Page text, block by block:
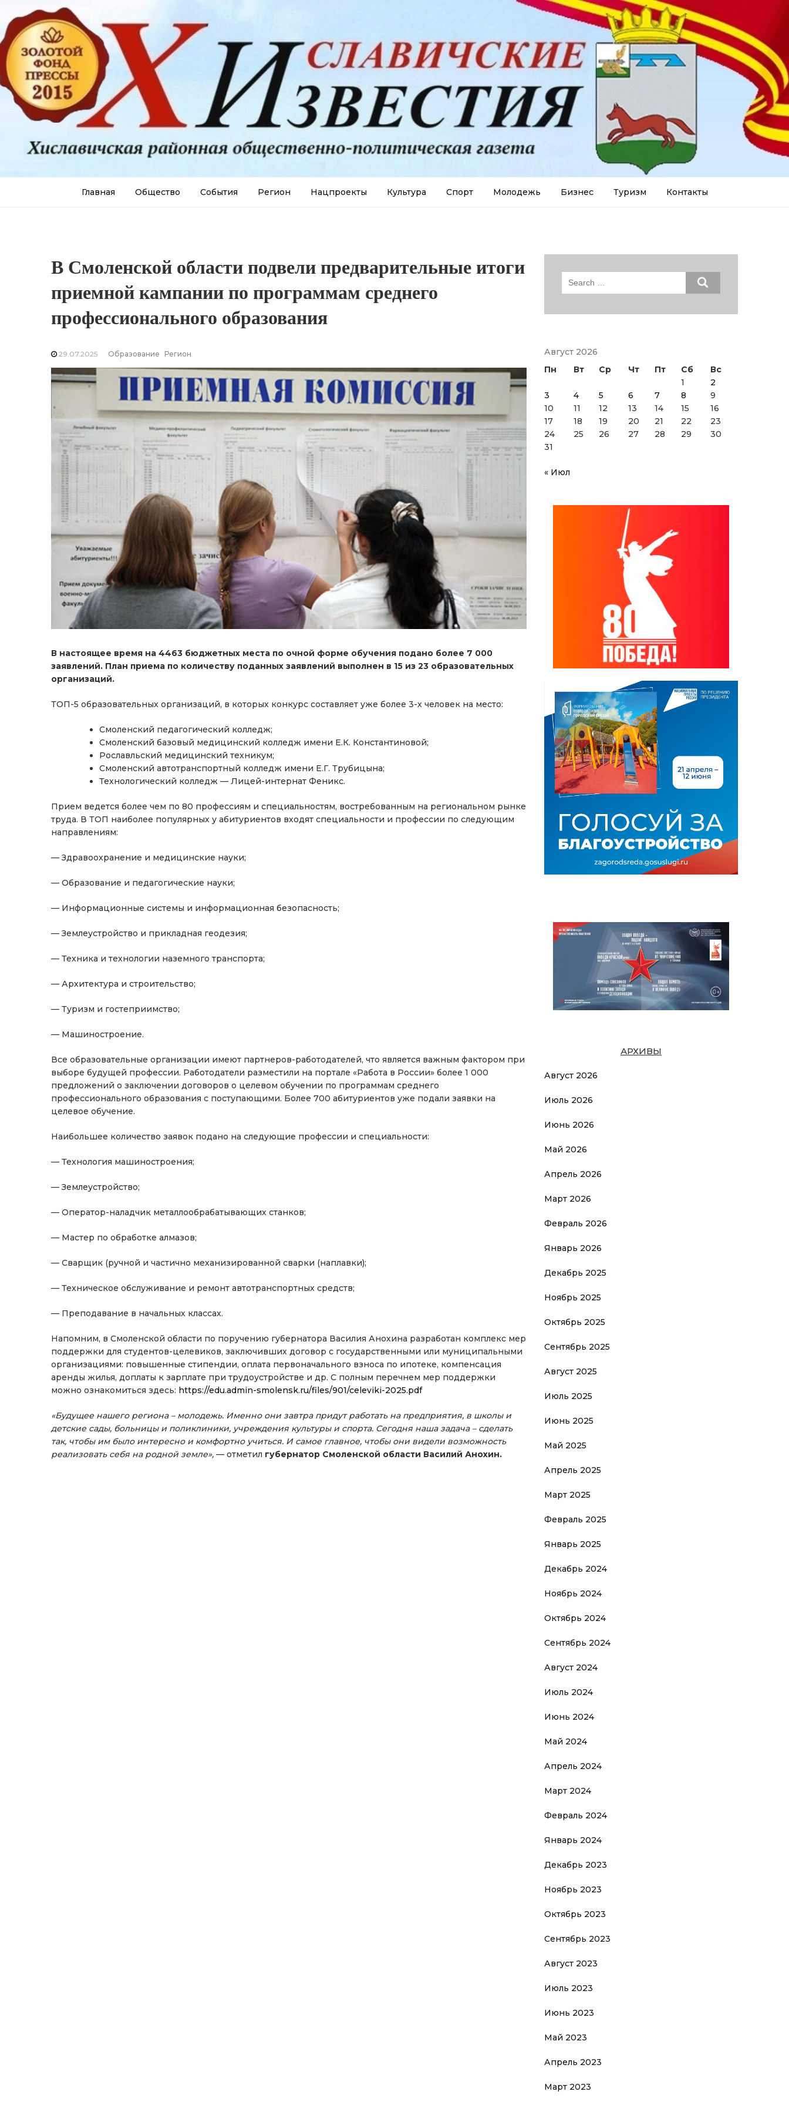
Главная Общество События Регион Нацпроекты Культура Спорт Молодежь Бизнес Туризм Контакты
В Смоленской области подвели предварительные итоги
приемной кампании по программам среднего
профессионального образования
29.07.2025 Образование Регион
В настоящее время на 4463 бюджетных места по очной форме обучения подано более 7 000
заявлений. План приема по количеству поданных заявлений выполнен в 15 из 23 образовательных
организаций.
ТОП-5 образовательных организаций, в которых конкурс составляет уже более 3-х человек на место:
Смоленский педагогический колледж;
Смоленский базовый медицинский колледж имени Е.К. Константиновой;
Рославльский медицинский техникум;
Смоленский автотранспортный колледж имени Е.Г. Трубицына;
Технологический колледж — Лицей-интернат Феникс.
Прием ведется более чем по 80 профессиям и специальностям, востребованным на региональном рынке
труда. В ТОП наиболее популярных у абитуриентов входят специальности и профессии по следующим
направлениям:
— Здравоохранение и медицинские науки;
— Образование и педагогические науки;
— Информационные системы и информационная безопасность;
— Землеустройство и прикладная геодезия;
— Техника и технологии наземного транспорта;
— Архитектура и строительство;
— Туризм и гостеприимство;
— Машиностроение.
Все образовательные организации имеют партнеров-работодателей, что является важным фактором при
выборе будущей профессии. Работодатели разместили на портале «Работа в России» более 1 000
предложений о заключении договоров о целевом обучении по программам среднего
профессионального образования с поступающими. Более 700 абитуриентов уже подали заявки на
целевое обучение.
Наибольшее количество заявок подано на следующие профессии и специальности:
— Технология машиностроения;
— Землеустройство;
— Оператор-наладчик металлообрабатывающих станков;
— Мастер по обработке алмазов;
— Сварщик (ручной и частично механизированной сварки (наплавки);
— Техническое обслуживание и ремонт автотранспортных средств;
— Преподавание в начальных классах.
Напомним, в Смоленской области по поручению губернатора Василия Анохина разработан комплекс мер
поддержки для студентов-целевиков, заключивших договор с государственными или муниципальными
организациями: повышенные стипендии, оплата первоначального взноса по ипотеке, компенсация
аренды жилья, доплаты к зарплате при трудоустройстве и др. С полным перечнем мер поддержки
можно ознакомиться здесь: https://edu.admin-smolensk.ru/files/901/celeviki-2025.pdf
«Будущее нашего региона – молодежь. Именно они завтра придут работать на предприятия, в школы и
детские сады, больницы и поликлиники, учреждения культуры и спорта. Сегодня наша задача – сделать
так, чтобы им было интересно и комфортно учиться. И самое главное, чтобы они видели возможность
реализовать себя на родной земле», — отметил губернатор Смоленской области Василий Анохин.
Search
Август 2026
Пн
Вт Ср Чт Пт Сб
Вс
1
2
3
4 5 6 7 8
9
10
11 12 13 14 15
16
17
18 19 20 21 22
23
24
25 26 27 28 29
30
31
« Июл
АРХИВЫ
Август 2026
Июль 2026
Июнь 2026
Май 2026
Апрель 2026
Март 2026
Февраль 2026
Январь 2026
Декабрь 2025
Ноябрь 2025
Октябрь 2025
Сентябрь 2025
Август 2025
Июль 2025
Июнь 2025
Май 2025
Апрель 2025
Март 2025
Февраль 2025
Январь 2025
Декабрь 2024
Ноябрь 2024
Октябрь 2024
Сентябрь 2024
Август 2024
Июль 2024
Июнь 2024
Май 2024
Апрель 2024
Март 2024
Февраль 2024
Январь 2024
Декабрь 2023
Ноябрь 2023
Октябрь 2023
Сентябрь 2023
Август 2023
Июль 2023
Июнь 2023
Май 2023
Апрель 2023
Март 2023